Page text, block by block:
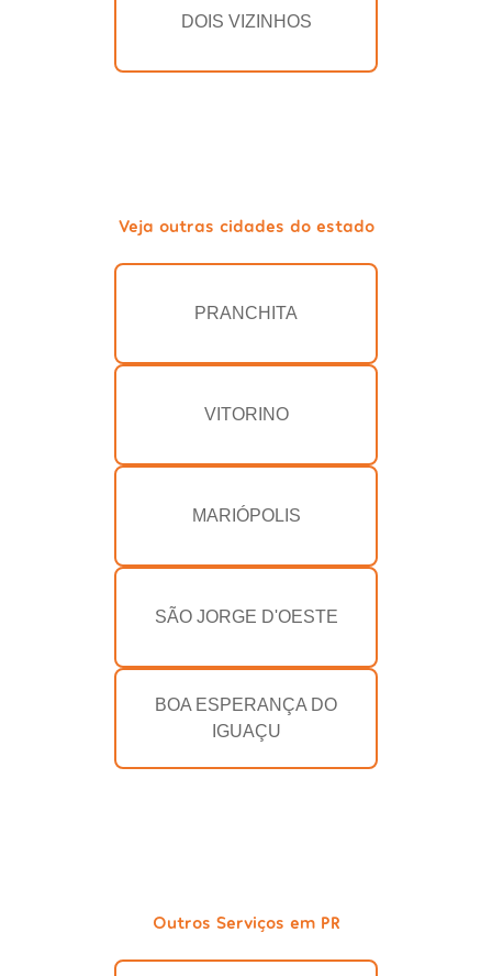
DOIS VIZINHOS
Veja outras cidades do estado
PRANCHITA
VITORINO
MARIÓPOLIS
SÃO JORGE D'OESTE
BOA ESPERANÇA DO
IGUAÇU
Outros Serviços em PR